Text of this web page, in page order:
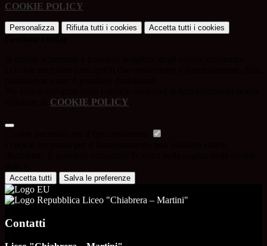
COOKIE POLICY
Personalizza Rifiuta tutti i cookies Accetta tutti i cookies
COOKIE POLICY
Accetta tutti Salva le preferenze
Liceo "Chiabrera – Martini"
Contatti